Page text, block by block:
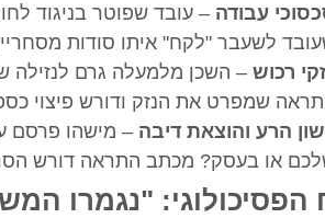
עבודה – עובד שפוטר בניגוד
לשעבר "לקח" איתו סודות
רכוש – השכן מלמעלה גרם
שמפרט את הנזק ודורש פיצוי
הרע והוצאת דיבה – מישהו פרסם
או בעסק? מכתב התראה דורש
הפסיכולוגי: "נגמרו